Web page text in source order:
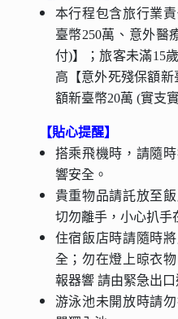
本行程包含旅行業
臺幣250萬、意外醫
付)】；旅客未滿15
高【意外死殘保額
額新臺幣20萬 (實支實
【貼心提醒】
搭乘飛機時，請隨
響安全。
貴重物品請託放至
切勿離手，小心扒手
住宿飯店時請隨時
全；勿在燈上晾衣
報器響 請由緊急出口
游泳池未開放時請